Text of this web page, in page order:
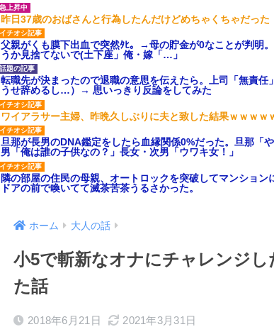
昨日37歳のおばさんと行為したんだけどめちゃくちゃだった
父親がくも膜下出血で突然ﾀﾋ。→母の貯金が0なことが判明
うか見捨てないで(土下座」俺・嫁「…」
転職先が決まったので退職の意思を伝えたら。上司「無責任
うせ辞めるし…）→ 思いっきり反論をしてみた
ワイアラサー主婦、昨晩久しぶりに夫と致した結果ｗｗｗｗ
旦那が長男のDNA鑑定をしたら血縁関係0%だった。旦那「
男「俺は誰の子供なの？」長女・次男「ウワキ女！」
隣の部屋の住民の母親、オートロックを突破してマンション
ドアの前で喚いてて滅茶苦茶うるさかった。
ホーム 大人の話
小5で斬新なオナにチャレンジし
た話
2018年6月21日 2021年3月31日